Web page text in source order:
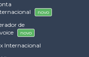
novo
de
novo
Internacional